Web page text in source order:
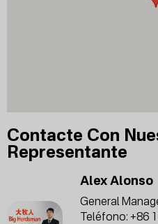
Contacte Con
Representante
Alex Alonso
General
Teléfono: +86